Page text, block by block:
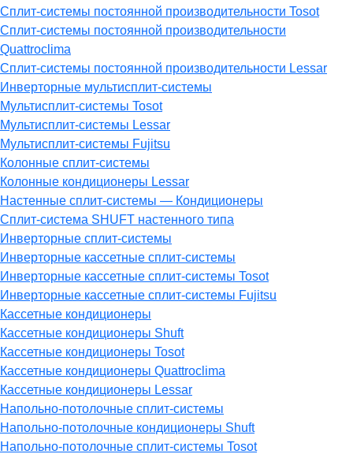
Сплит-системы постоянной производительности Tosot
Сплит-системы постоянной производительности
Quattroclima
Сплит-системы постоянной производительности Lessar
Инверторные мультисплит-системы
Мультисплит-системы Tosot
Мультисплит-системы Lessar
Мультисплит-системы Fujitsu
Колонные сплит-системы
Колонные кондиционеры Lessar
Настенные cплит-системы — Кондиционеры
Сплит-система SHUFT настенного типа
Инверторные сплит-системы
Инверторные кассетные сплит-системы
Инверторные кассетные сплит-системы Tosot
Инверторные кассетные сплит-системы Fujitsu
Кассетные кондиционеры
Кассетные кондиционеры Shuft
Кассетные кондиционеры Tosot
Кассетные кондиционеры Quattroclima
Кассетные кондиционеры Lessar
Напольно-потолочные сплит-системы
Напольно-потолочные кондиционеры Shuft
Напольно-потолочные сплит-системы Tosot